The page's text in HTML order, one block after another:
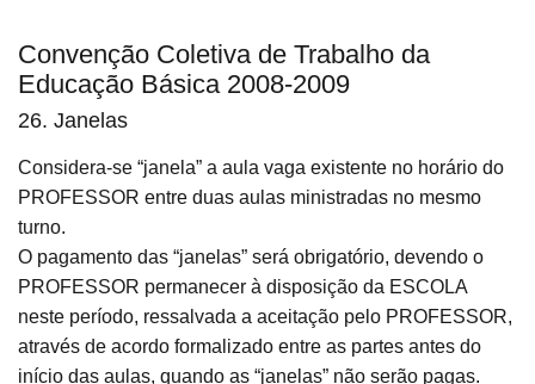
Convenção Coletiva de Trabalho da
Educação Básica 2008-2009
26. Janelas
Considera-se “janela” a aula vaga existente no horário do
PROFESSOR entre duas aulas ministradas no mesmo
turno.
O pagamento das “janelas” será obrigatório, devendo o
PROFESSOR permanecer à disposição da ESCOLA
neste período, ressalvada a aceitação pelo PROFESSOR,
através de acordo formalizado entre as partes antes do
início das aulas, quando as “janelas” não serão pagas.